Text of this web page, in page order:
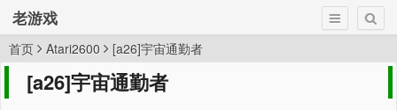
老游戏
首页 Atari2600 [a26]宇宙通勤者
[a26]宇宙通勤者